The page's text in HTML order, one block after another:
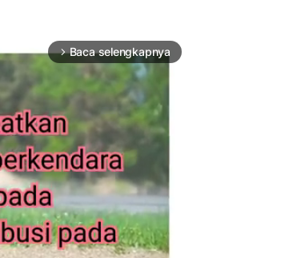
arrow_forward_ios Baca selengkapnya